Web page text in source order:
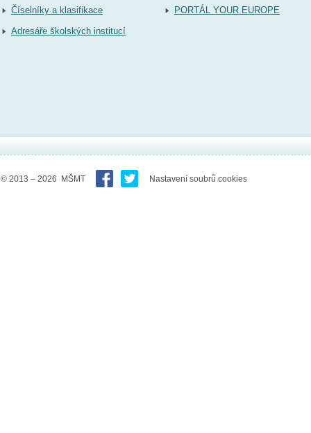
Číselníky a klasifikace
Adresáře školských institucí
PORTÁL YOUR EUROPE
© 2013 – 2026 MŠMT Nastavení soubrů cookies